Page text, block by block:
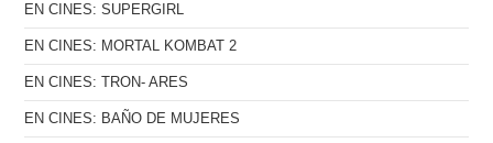
EN CINES: SUPERGIRL
EN CINES: MORTAL KOMBAT 2
EN CINES: TRON- ARES
EN CINES: BAÑO DE MUJERES